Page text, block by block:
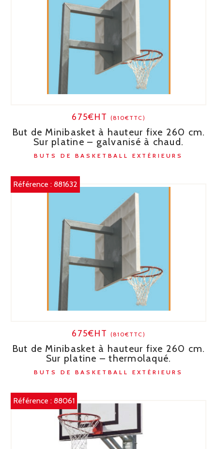
675€HT(810€TTC)
But de Minibasket à hauteur fixe 260 cm.
Sur platine – galvanisé à chaud.
BUTS DE BASKETBALL EXTÉRIEURS
Référence :881632
675€HT(810€TTC)
But de Minibasket à hauteur fixe 260 cm.
Sur platine – thermolaqué.
BUTS DE BASKETBALL EXTÉRIEURS
Référence :88061